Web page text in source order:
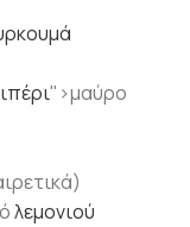
">μαύρο
λεμονιού